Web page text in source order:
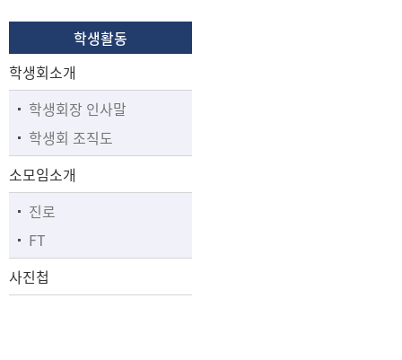
학생활동
학생회소개
학생회장 인사말
학생회 조직도
소모임소개
진로
FT
사진첩